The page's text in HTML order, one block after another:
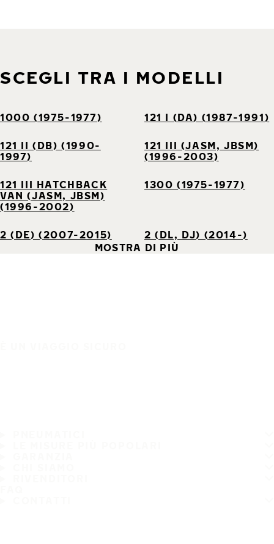
SCEGLI TRA I MODELLI
1000 (1975-1977) 121 I (DA) (1987-1991)
121 II (DB) (1990-
1997)
121 III (JASM, JBSM)
(1996-2003)
121 III HATCHBACK
VAN (JASM, JBSM)
(1996-2002)
1300 (1975-1977)
2 (DE) (2007-2015)
2 (DL, DJ) (2014-)
MOSTRA DI PIÙ